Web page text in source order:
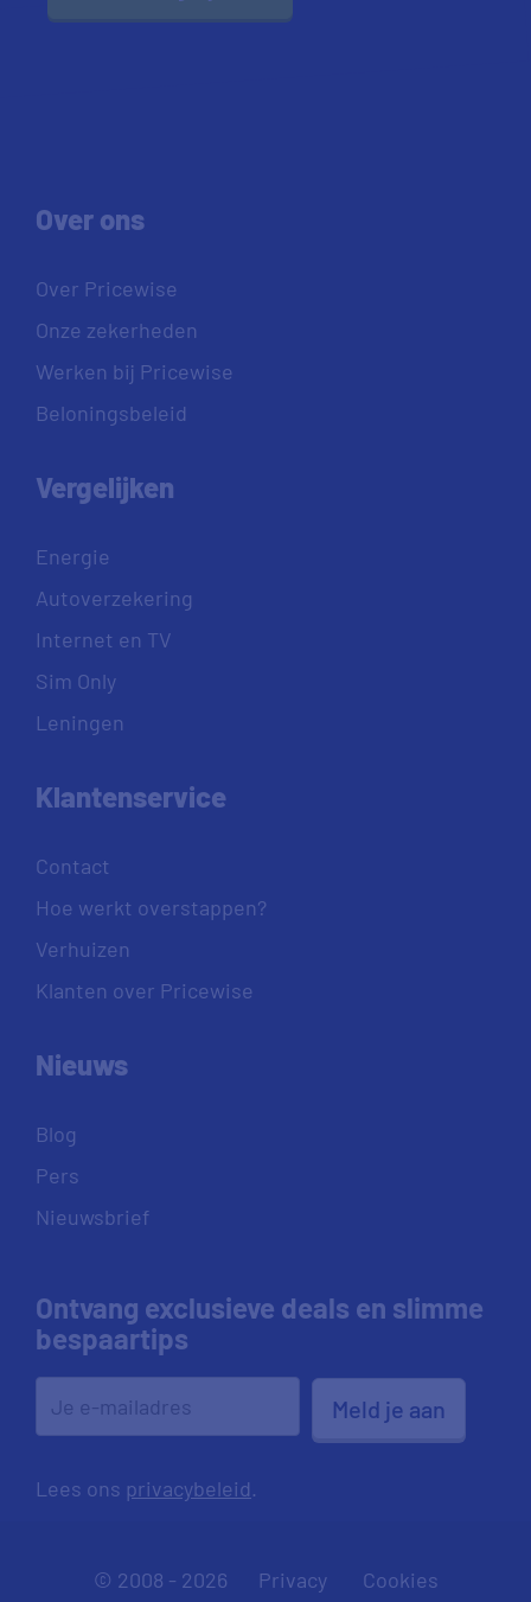
Over ons
Over Pricewise
Onze zekerheden
Werken bij Pricewise
Beloningsbeleid
Vergelijken
Energie
Autoverzekering
Internet en TV
Sim Only
Leningen
Klantenservice
Contact
Hoe werkt overstappen?
Verhuizen
Klanten over Pricewise
Nieuws
Blog
Pers
Nieuwsbrief
Ontvang exclusieve deals en slimme
bespaartips
Meld je aan
Lees ons privacybeleid.
© 2008 - 2026 Privacy Cookies